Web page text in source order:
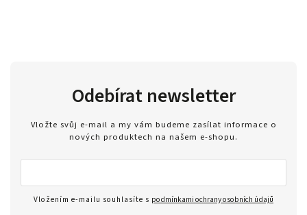
Odebírat newsletter
Vložte svůj e-mail a my vám budeme zasílat informace o
nových produktech na našem e-shopu.
Vložením e-mailu souhlasíte s podmínkami ochrany osobních údajů